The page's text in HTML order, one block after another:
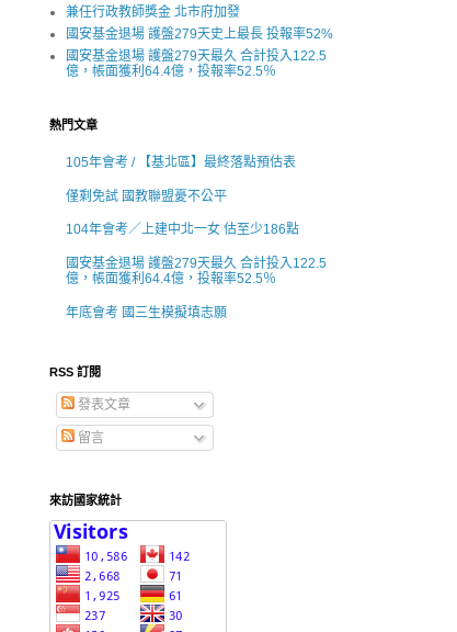
兼任行政教師獎金 北市府加發
國安基金退場 護盤279天史上最長 投報率52%
國安基金退場 護盤279天最久 合計投入122.5
億，帳面獲利64.4億，投報率52.5％
熱門文章
105年會考 / 【基北區】最終落點預估表
僅剩免試 國教聯盟憂不公平
104年會考／上建中北一女 估至少186點
國安基金退場 護盤279天最久 合計投入122.5
億，帳面獲利64.4億，投報率52.5％
年底會考 國三生模擬填志願
RSS 訂閱
發表文章
留言
來訪國家統計